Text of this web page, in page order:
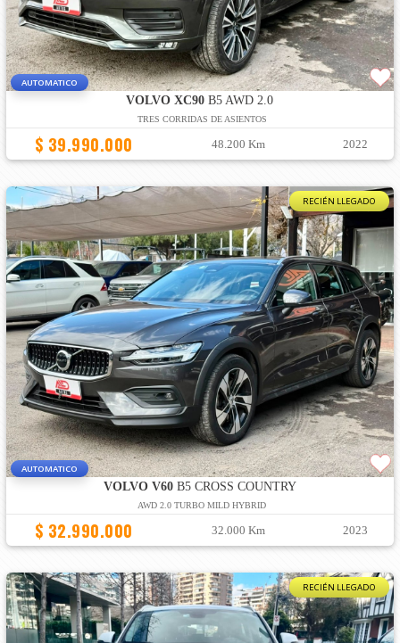
AUTOMATICO
VOLVO XC90 B5 AWD 2.0
TRES CORRIDAS DE ASIENTOS
$ 39.990.000 48.200 Km 2022
RECIÉN LLEGADO
AUTOMATICO
VOLVO V60B5 CROSS COUNTRY
AWD 2.0 TURBO MILD HYBRID
$ 32.990.000 32.000 Km 2023
RECIÉN LLEGADO